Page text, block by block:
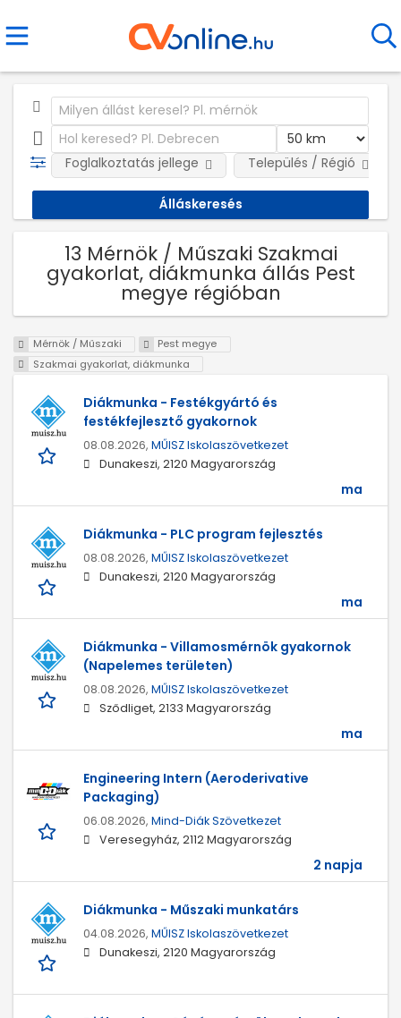
Foglalkoztatás jellege Település / Régió
13 Mérnök / Műszaki Szakmai
gyakorlat, diákmunka állás Pest
megye régióban
Mérnök / Műszaki
Pest megye
Szakmai gyakorlat, diákmunka
Diákmunka - Festékgyártó és
festékfejlesztő gyakornok
08.08.2026, MŰISZ Iskolaszövetkezet
Dunakeszi, 2120 Magyarország
ma
Diákmunka - PLC program fejlesztés
08.08.2026, MŰISZ Iskolaszövetkezet
Dunakeszi, 2120 Magyarország
ma
Diákmunka - Villamosmérnök gyakornok
(Napelemes területen)
08.08.2026, MŰISZ Iskolaszövetkezet
Sződliget, 2133 Magyarország
ma
Engineering Intern (Aeroderivative
Packaging)
06.08.2026, Mind-Diák Szövetkezet
Veresegyház, 2112 Magyarország
2 napja
Diákmunka - Műszaki munkatárs
04.08.2026, MŰISZ Iskolaszövetkezet
Dunakeszi, 2120 Magyarország